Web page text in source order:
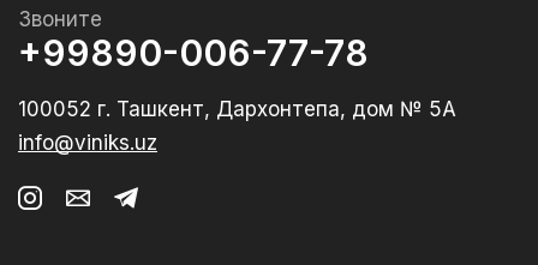
Звоните
+99890-006-77-78
100052 г. Ташкент, Дархонтепа, дом № 5А
info@viniks.uz